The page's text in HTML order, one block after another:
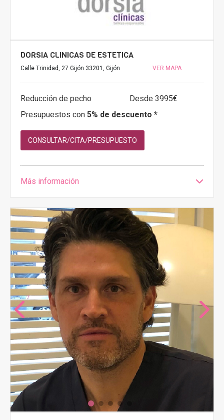
DORSIA CLINICAS DE ESTETICA
Calle Trinidad, 27 Gijón 33201, Gijón VER MAPA
Reducción de pecho
Desde 3995€
Presupuestos con 5% de descuento *
CONSULTAR/CITA/PRESUPUESTO
Más información